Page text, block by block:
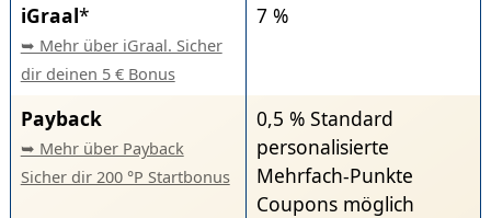
iGraal*
➥ Mehr über iGraal. Sicher
dir deinen 5 € Bonus
7 %
Payback
➥ Mehr über Payback
Sicher dir 200 °P Startbonus
0,5 % Standard
personalisierte
Mehrfach-Punkte
Coupons möglich